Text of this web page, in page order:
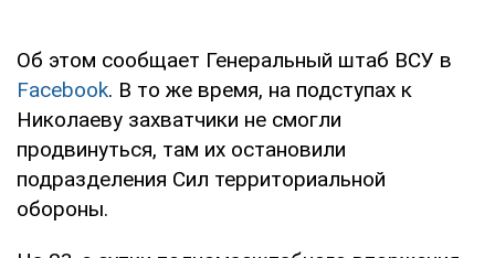
Об этом сообщает Генеральный штаб ВСУ в
Facebook. В то же время, на подступах к
Николаеву захватчики не смогли
продвинуться, там их остановили
подразделения Сил территориальной
обороны.